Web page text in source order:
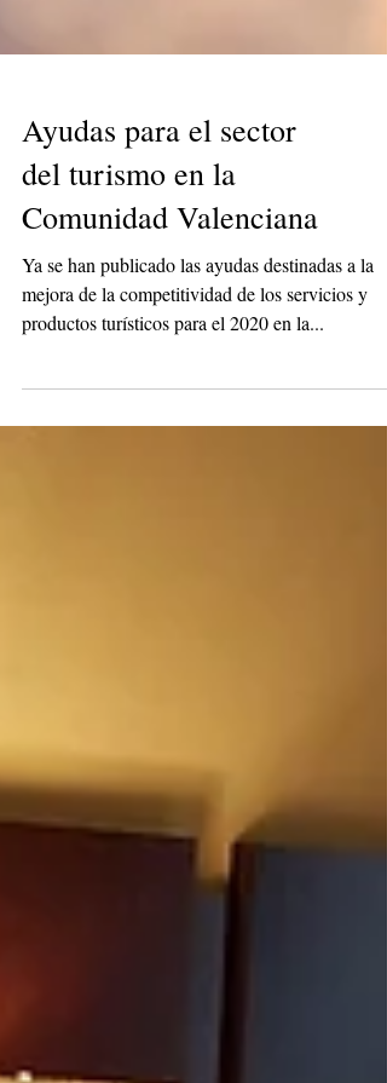
Ayudas para el sector
del turismo en la
Comunidad Valenciana
Ya se han publicado las ayudas destinadas a la
productos turísticos para el 2020 en la...